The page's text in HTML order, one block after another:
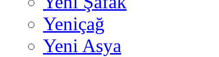
Yeniçağ
Yeni Asya